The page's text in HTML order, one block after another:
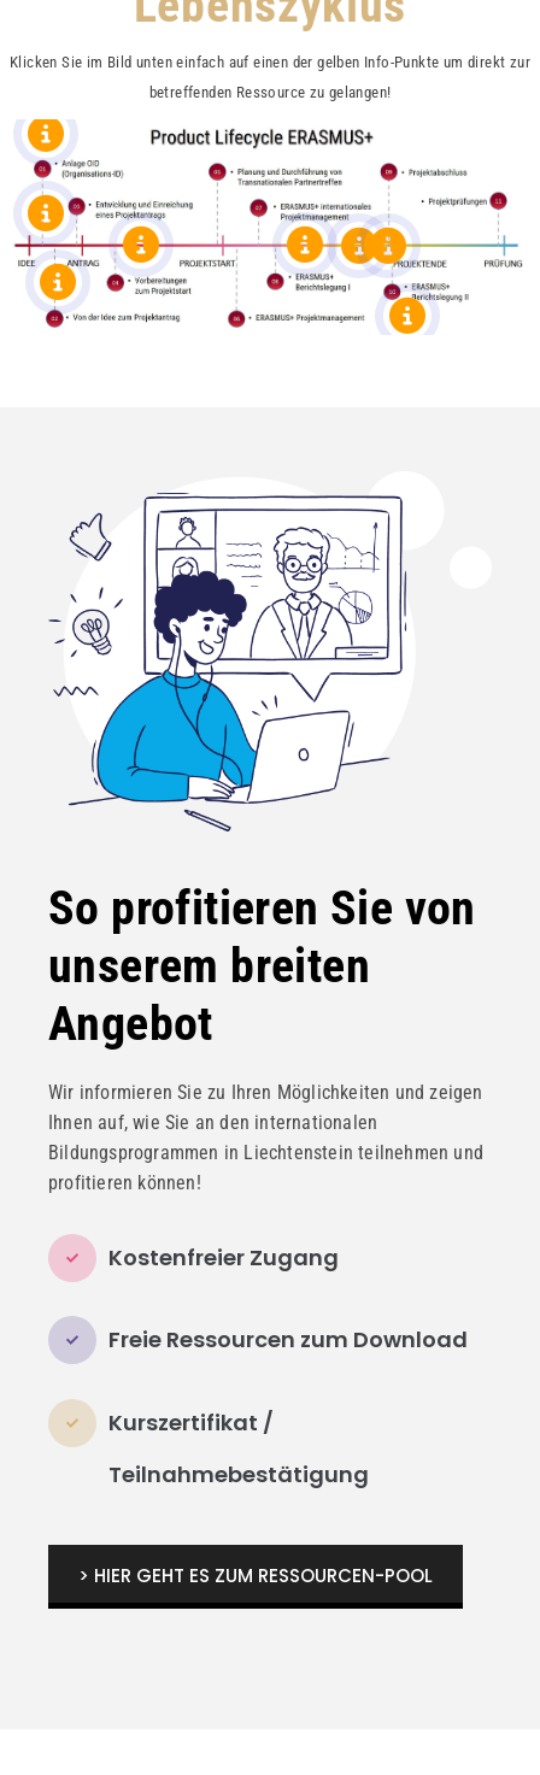
Klicken Sie im Bild unten einfach auf einen der gelben Info-Punkte um direkt zur
betreffenden Ressource zu gelangen!
So profitieren Sie von
unserem breiten
Angebot
Wir informieren Sie zu Ihren Möglichkeiten und zeigen
Ihnen auf, wie Sie an den internationalen
Bildungsprogrammen in Liechtenstein teilnehmen und
profitieren können!
Kostenfreier Zugang
Freie Ressourcen zum Download
Kurszertifikat /
Teilnahmebestätigung
> HIER GEHT ES ZUM RESSOURCEN-POOL